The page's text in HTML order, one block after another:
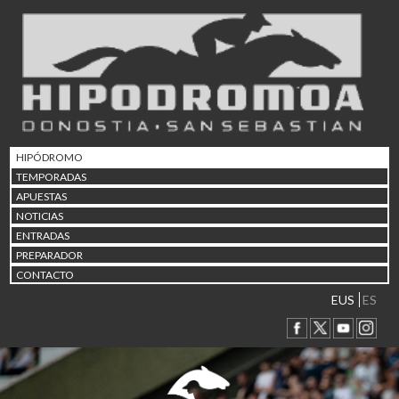
HIPÓDROMO
TEMPORADAS
APUESTAS
NOTICIAS
ENTRADAS
PREPARADOR
CONTACTO
EUS ES
02/08 17:30 Abuztuaren 2a / 2 de
Abuztuaren 9a / 9 de
12/08 12:08 Abuztaren 12a / 12 de
15/08 17:05 Abuztuaren 15a / 15 de
23/08 17:30 Abuztuaren 23a / 23 de
30/08 17:30 Abuztuaren 30a / 30 de
02/09 11:15
06/09 17:30 Irailaren 6a / 6 de
Irailaren 13a / 13 de
30/09 11:30 Irailaren 30a / 30 de